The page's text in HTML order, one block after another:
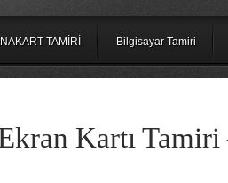
TAMİRİ Bilgisayar Tamiri
Kartı